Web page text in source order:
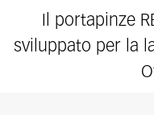
Il portapinze
sviluppato per la